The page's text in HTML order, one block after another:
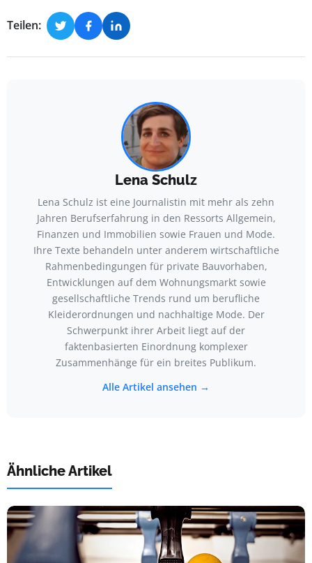
Teilen:
Lena Schulz
Lena Schulz ist eine Journalistin mit mehr als zehn
Jahren Berufserfahrung in den Ressorts Allgemein,
Finanzen und Immobilien sowie Frauen und Mode.
Ihre Texte behandeln unter anderem wirtschaftliche
Rahmenbedingungen für private Bauvorhaben,
Entwicklungen auf dem Wohnungsmarkt sowie
gesellschaftliche Trends rund um berufliche
Kleiderordnungen und nachhaltige Mode. Der
Schwerpunkt ihrer Arbeit liegt auf der
faktenbasierten Einordnung komplexer
Zusammenhänge für ein breites Publikum.
Alle Artikel ansehen →
Ähnliche Artikel